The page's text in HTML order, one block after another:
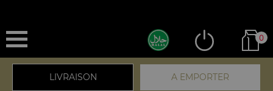
0
LIVRAISON A EMPORTER